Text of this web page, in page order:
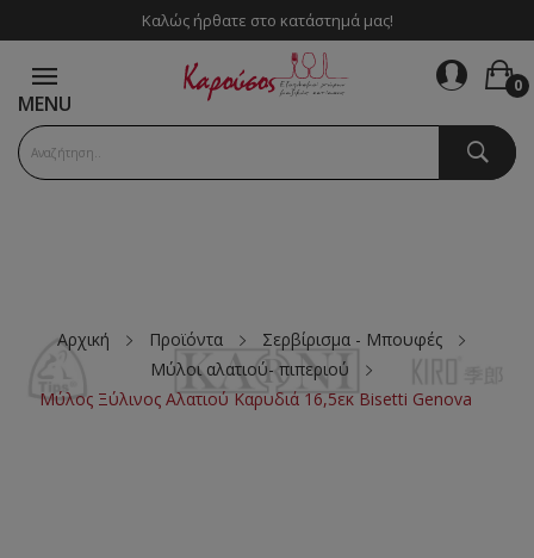
Καλώς ήρθατε στο κατάστημά μας!
MENU
0
Αρχική Προϊόντα
Σερβίρισμα - Μπουφές
Μύλοι αλατιού- πιπεριού
Μύλος Ξύλινος Αλατιού Καρυδιά 16,5εκ Bisetti Genova